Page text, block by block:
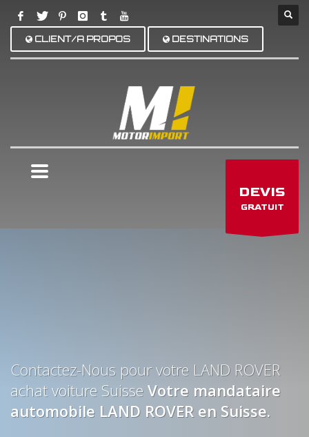
CLIENT/A PROPOS DESTINATIONS
DEVIS
GRATUIT
Contactez-Nous pour votre LAND ROVER
achat voiture Suisse Votre mandataire
automobile LAND ROVER en Suisse.